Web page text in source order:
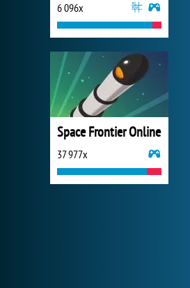
6 096x
Space Frontier Online
37 977x